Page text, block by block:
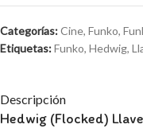
Categorías:Cine, Funko,
Etiquetas:Funko, Hedwig,
Descripción
Hedwig (Flocked)